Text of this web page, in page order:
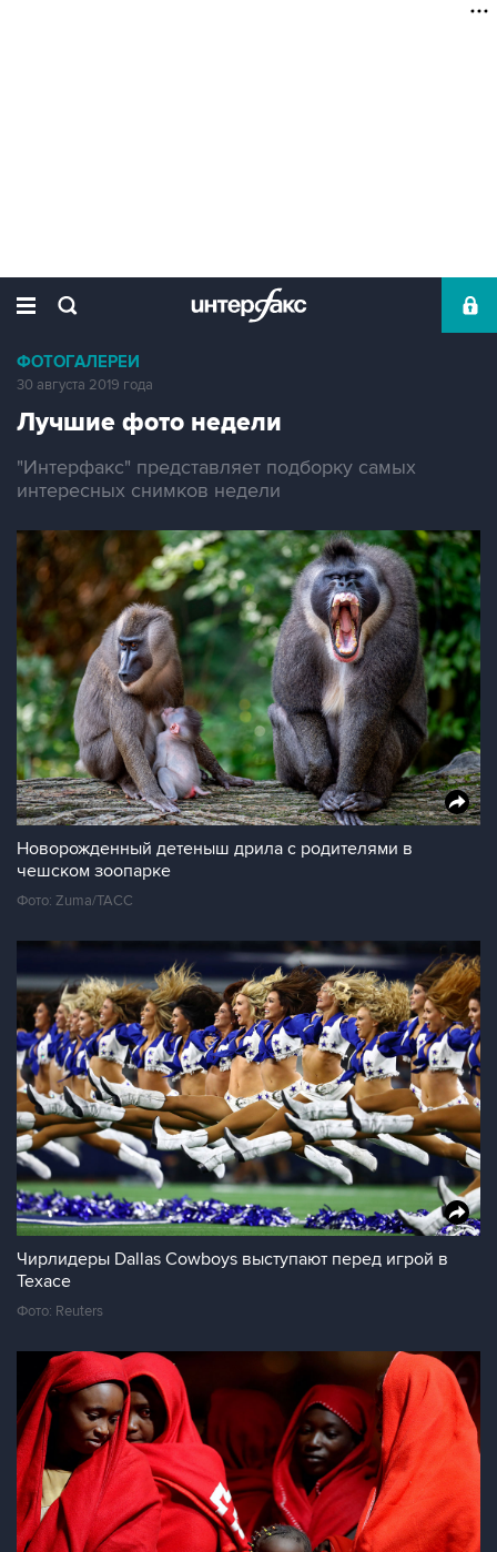
ФОТОГАЛЕРЕИ
30 августа 2019 года
Лучшие фото недели
"Интерфакс" представляет подборку самых
интересных снимков недели
Новорожденный детеныш дрила с родителями в
чешском зоопарке
Фото: Zuma/ТАСС
Чирлидеры Dallas Cowboys выступают перед игрой в
Техасе
Фото: Reuters